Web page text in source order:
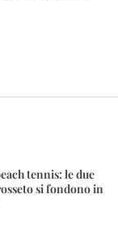
tennis: le due
si fondono in